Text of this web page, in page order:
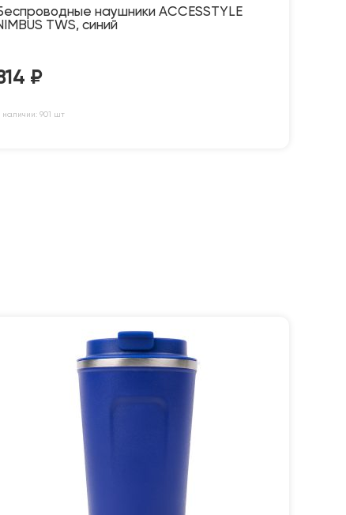
наушники ACCESSTYLE
TWS, синий
₽
наличии: 901 шт